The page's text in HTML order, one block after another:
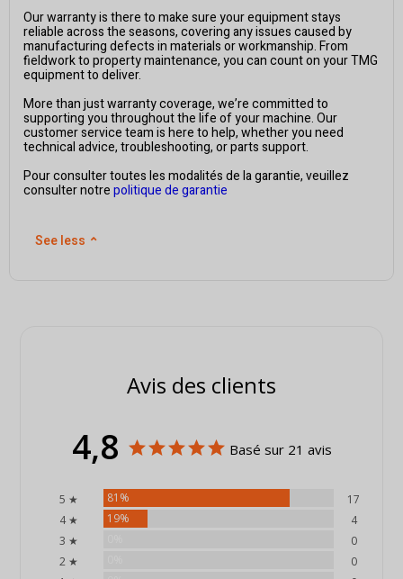
Our warranty is there to make sure your equipment stays
reliable across the seasons, covering any issues caused by
manufacturing defects in materials or workmanship. From
fieldwork to property maintenance, you can count on your TMG
equipment to deliver.
More than just warranty coverage, we’re committed to
supporting you throughout the life of your machine. Our
customer service team is here to help, whether you need
technical advice, troubleshooting, or parts support.
Pour consulter toutes les modalités de la garantie, veuillez
consulter notrepolitique de garantie
See less ⌃
Avis des clients
4,8 Basé sur 21 avis
5 ★ 81%
17
4 ★
19%
4
3 ★
0
2 ★
0